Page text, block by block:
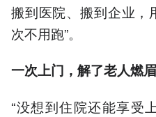
搬到医院、搬到企业，
次不用跑”。
一次上门，解了老人燃
“没想到住院还能享受